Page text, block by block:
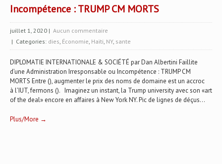
Incompétence : TRUMP CM MORTS
juillet 1, 2020 | Aucun commentaire
| Categories: dies, Économie, Haïti, NY, sante
DIPLOMATIE INTERNATIONALE & SOCIÉTÉ par Dan Albertini Faillite
d’une Administration Irresponsable ou Incompétence : TRUMP CM
MORTS Entre (), augmenter le prix des noms de domaine est un accroc
à l’IUT, fermons (). Imaginez un instant, la Trump university avec son «art
of the deal» encore en affaires à New York NY. Pic de lignes de déçus...
Plus/More →